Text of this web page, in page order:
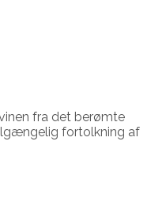
fra det berømte
fortolkning af